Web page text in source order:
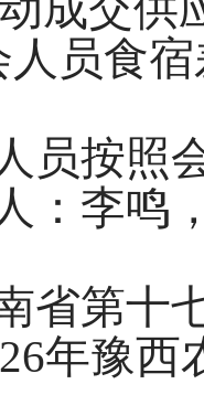
人员食
员按照
：李鸣
省第十
年豫西